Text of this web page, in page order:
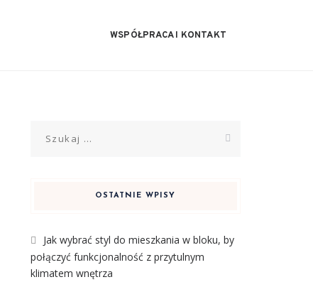
WSPÓŁPRACA I KONTAKT
OSTATNIE WPISY
Jak wybrać styl do mieszkania w bloku, by
połączyć funkcjonalność z przytulnym
klimatem wnętrza